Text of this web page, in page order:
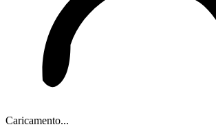
Caricamento...